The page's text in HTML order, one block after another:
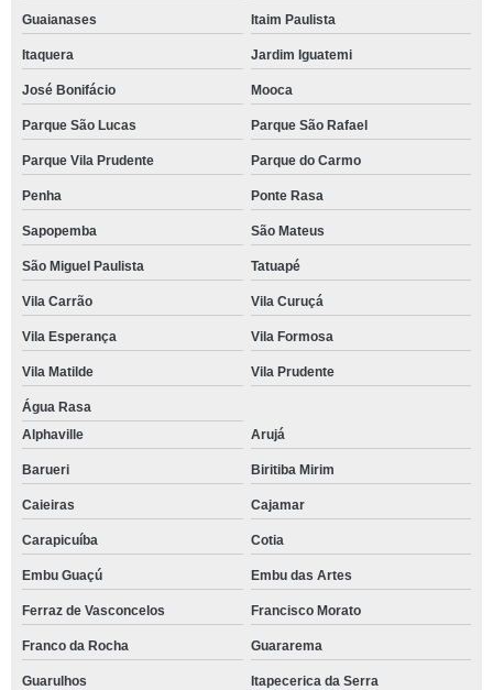
Guaianases Itaim Paulista
Itaquera Jardim Iguatemi
José Bonifácio Mooca
Parque São Lucas Parque São Rafael
Parque Vila Prudente Parque do Carmo
Penha Ponte Rasa
Sapopemba São Mateus
São Miguel Paulista Tatuapé
Vila Carrão Vila Curuçá
Vila Esperança Vila Formosa
Vila Matilde Vila Prudente
Água Rasa
Alphaville
Arujá
Barueri Biritiba Mirim
Caieiras Cajamar
Carapicuíba Cotia
Embu Guaçú Embu das Artes
Ferraz de Vasconcelos Francisco Morato
Franco da Rocha Guararema
Guarulhos Itapecerica da Serra